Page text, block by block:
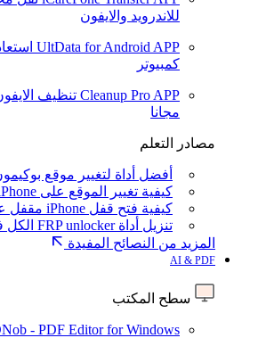
للاندرويد والايفون
UltData for Android APP
كمبيوتر
Cleanup Pro APP تنظيف
مجانا
مصادر التعلم
أفضل أداة لتغيير موقع
كيفية تغيير الموقع على iPhone
كيفية فتح قفل iPhone مقفل على مالكه
تنزيل أداة FRP unlocker الكل في واحد مجانًا
المزيد من النصائح المفيدة
AI & PDF
سطح المكتب
- PDF Editor for Windows